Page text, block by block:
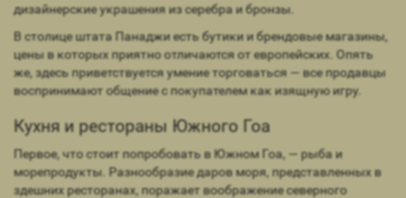
дизайнерские украшения из серебра и бронзы.
В столице штата Панаджи есть бутики и брендовые магазины,
цены в которых приятно отличаются от европейских. Опять
же, здесь приветствуется умение торговаться — все продавцы
воспринимают общение с покупателем как изящную игру.
Кухня и рестораны Южного Гоа
Первое, что стоит попробовать в Южном Гоа, — рыба и
морепродукты. Разнообразие даров моря, представленных в
здешних ресторанах, поражает воображение северного